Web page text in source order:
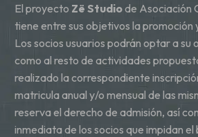
El proyecto Zë Studiode Asociación
tiene entre sus objetivos la promoción
Los socios usuarios podrán optar a
como al resto de actividades
realizado la correspondiente
matricula anual y/o mensual de las
reserva el derecho de admisión, así
inmediata de los socios que impidan